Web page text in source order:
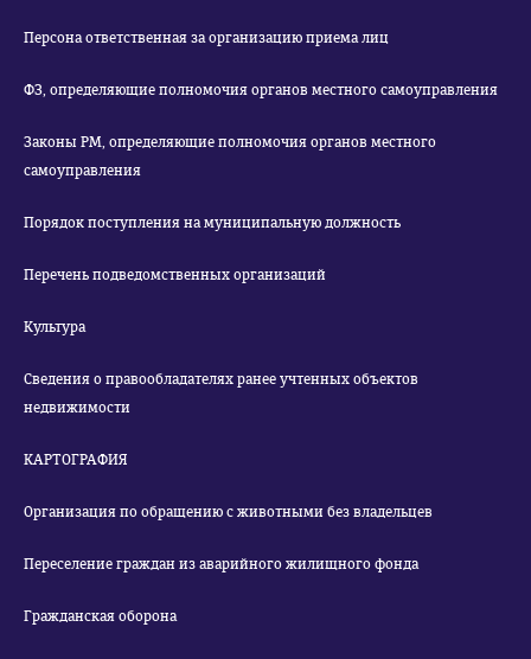
Персона ответственная за организацию приема лиц
ФЗ, определяющие полномочия органов местного самоуправления
Законы РМ, определяющие полномочия органов местного
самоуправления
Порядок поступления на муниципальную должность
Перечень подведомственных организаций
Культура
Сведения о правообладателях ранее учтенных объектов
недвижимости
КАРТОГРАФИЯ
Организация по обращению с животными без владельцев
Переселение граждан из аварийного жилищного фонда
Гражданская оборона